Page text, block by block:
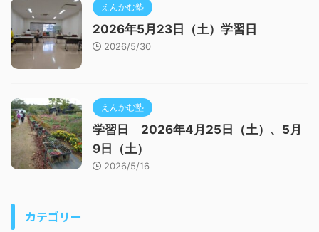
えんかむ塾
2026年5月23日（土）学習日
2026/5/30
えんかむ塾
学習日 2026年4月25日（土）、5月
9日（土）
2026/5/16
カテゴリー